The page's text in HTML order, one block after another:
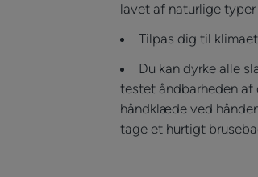
lavet af naturlige
Tilpas dig til
Du kan dyrke alle
testet åndbarheden af
håndklæde ved
tage et hurtigt